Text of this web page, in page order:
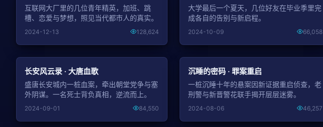
互联网大厂里的几位青年精英，加班、跳
槽、恋爱与梦想，照见当代都市人的真实。
2024-12-13 128,624
大学最后一个夏天，几位好友在毕业季里完
成各自的告别与新启程。
2024-10-09 66,058
长安风云录 · 大唐血歌
盛唐长安城内一桩血案，牵出朝堂党争与塞
外阴谋。一名死士背负真相，逆流而上。
2024-09-01 84,550
沉睡的密码 · 罪案重启
一桩沉睡十年的悬案因新证据重启侦查，老
刑警与新晋警花联手揭开层层迷雾。
2024-08-06 46,257